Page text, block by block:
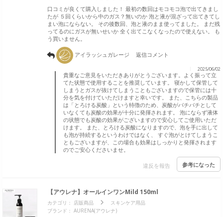
口コミが良くて購入しました！ 最初の数回はモコモコ泡で出てきまし
たが ５回くらいから中のガス？無いのか 泡と液が混ざって出てきてし
まい泡にならない。 その後数回、泡と液のまま使ってました。 まだ残
ってるのにガスが無いせいか 全く出てこなくなったので使えない。 も
う買いません。
アイラッシュガレージ 返信コメント
2025/06/02
貴重なご意見をいただきありがとうございます。よく振って立
てた状態で使用することを推奨しています。 寝かして保管して
しまうとガスが抜けてしまうこともございますので保管には十
分を気を付けていただけますと幸いです。 また、こちらの製品
は「とろける炭酸」という特徴のため、炭酸がバチバチとして
いなくても炭酸の効果が十分に発揮されます。 泡にならず液体
の状態でも炭酸の効果がございますので安心してご使用いただ
けます。 また、とろける炭酸になりますので、泡を手に出して
も泡が持続するというわけではなく、 すぐ泡がとけてしまうこ
ともございますが、この場合も効果はしっかりと発揮されます
のでご安心くださいませ。
違反を報告 参考になった
【アウレナ】オールインワンMild 150ml
カテゴリ： 店販商品
スキンケア用品
ブランド： AURENA(アウレナ)